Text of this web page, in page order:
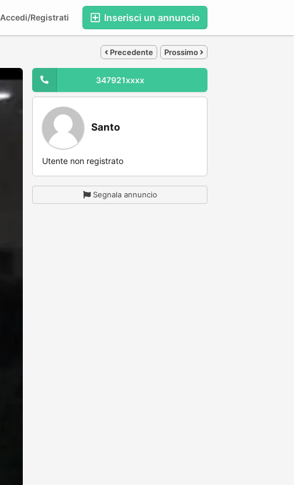
Inserisci un annuncio
Accedi/Registrati
Precedente Prossimo
347921xxxx
Santo
Utente non registrato
Segnala annuncio